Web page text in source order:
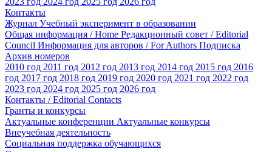
Контакты
Журнал Учебный эксперимент в образовании
Общая информация / Home Редакционный совет / Editorial
Council Информация для авторов / For Authors Подписка
Архив номеров
2010 год 2011 год 2012 год 2013 год 2014 год 2015 год 2016
год 2017 год 2018 год 2019 год 2020 год 2021 год 2022 год
2023 год 2024 год 2025 год 2026 год
Контакты / Editorial Contacts
Гранты и конкурсы
Актуальные конференции Актуальные конкурсы
Внеучебная деятельность
Социальная поддержка обучающихся